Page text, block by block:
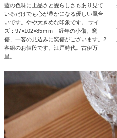
藍の色味に上品さと愛らしさもあり見て
いるだけでも心が豊かになる優しい風合
いです。やや大きめな印象です。 サイ
ズ：97×102×85ｍｍ 経年の小傷、窯
傷、一客の見込みに窯傷がございます。2
客組のお値段です。江戸時代。古伊万
里。